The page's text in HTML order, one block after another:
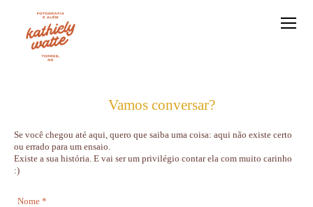
Vamos conversar?
Se você chegou até aqui, quero que saiba uma coisa: aqui não existe certo
ou errado para um ensaio.
Existe a sua história. E vai ser um privilégio contar ela com muito carinho
:)
Nome *